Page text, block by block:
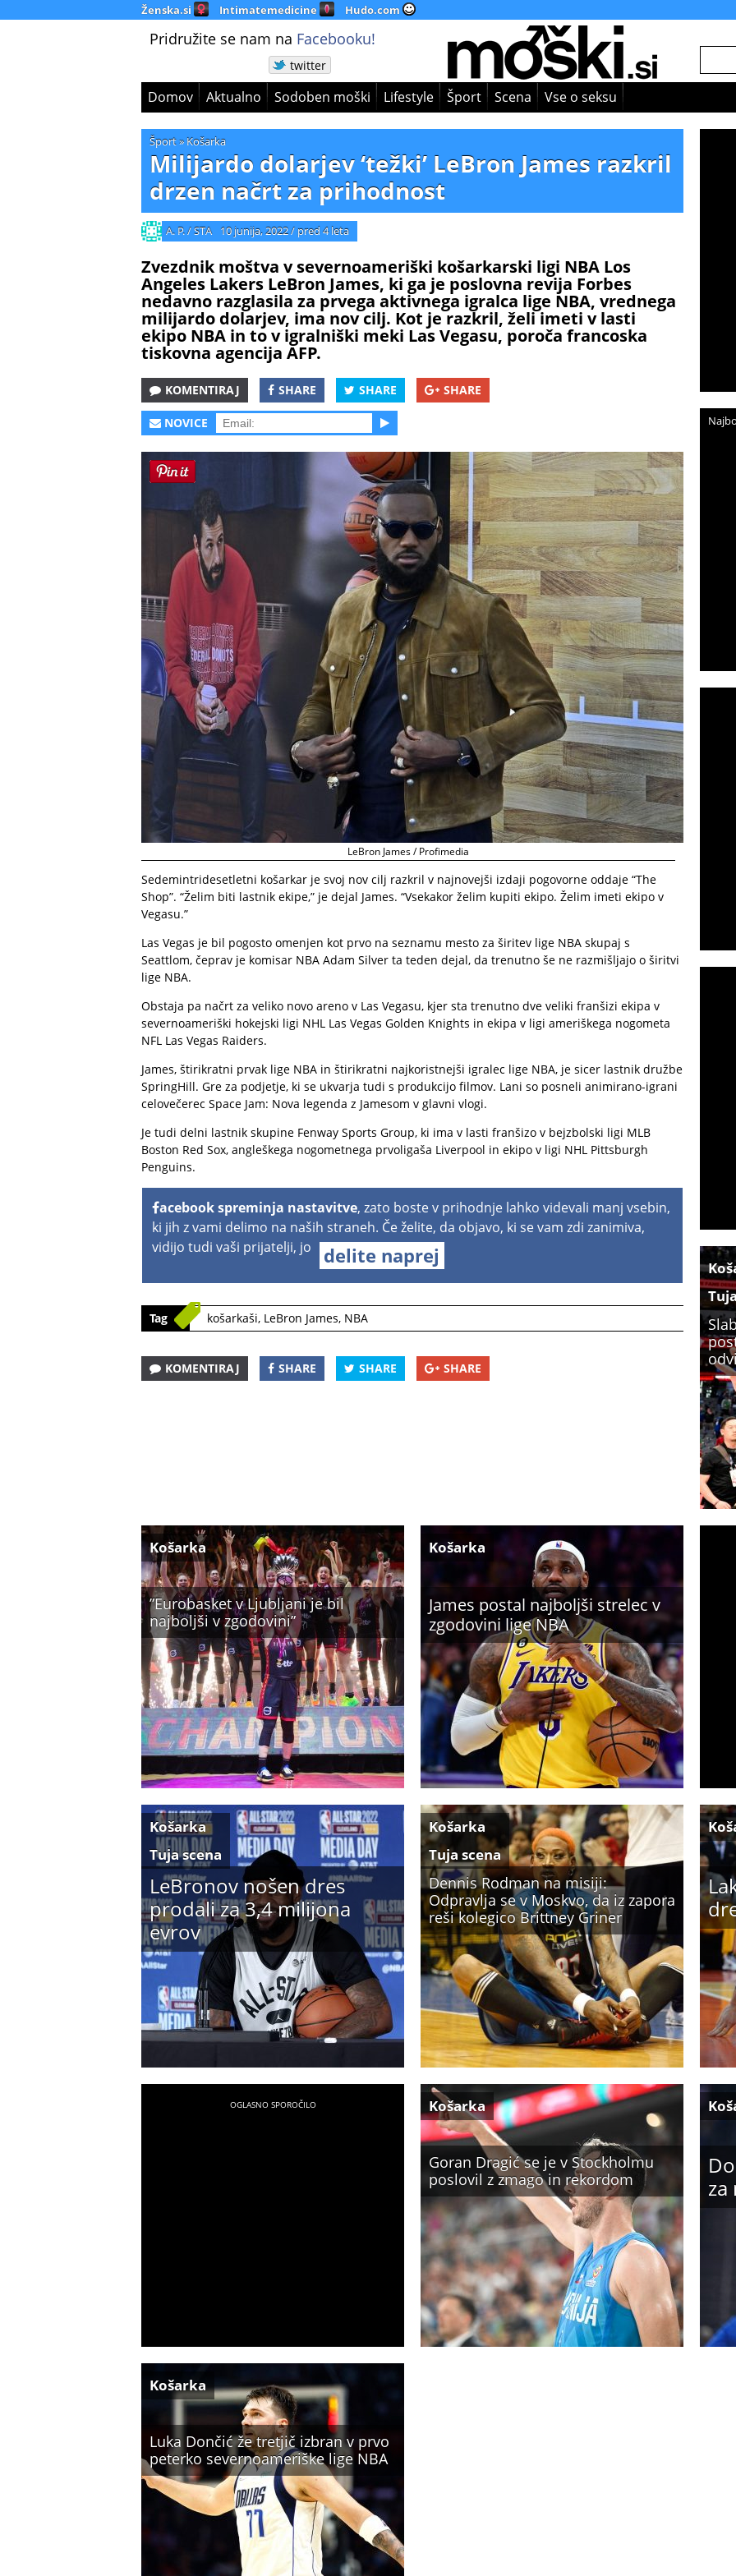
Ženska.si Intimatemedicine Hudo.com
Pridružite se nam na Facebooku!
twitter
Domov Aktualno Sodoben moški Lifestyle Šport Scena Vse o seksu
Šport» Košarka
Milijardo dolarjev ‘težki’ LeBron James razkril
drzen načrt za prihodnost
A. P. / STA 10 junija, 2022/ pred 4 leta
Zvezdnik moštva v severnoameriški košarkarski ligi NBA Los
Angeles Lakers LeBron James, ki ga je poslovna revija Forbes
nedavno razglasila za prvega aktivnega igralca lige NBA, vrednega
milijardo dolarjev, ima nov cilj. Kot je razkril, želi imeti v lasti
ekipo NBA in to v igralniški meki Las Vegasu, poroča francoska
tiskovna agencija AFP.
KOMENTIRAJ SHARE SHARE SHARE
NOVICE
LeBron James / Profimedia
Sedemintridesetletni košarkar je svoj nov cilj razkril v najnovejši izdaji pogovorne oddaje “The
Shop”. “Želim biti lastnik ekipe,” je dejal James. “Vsekakor želim kupiti ekipo. Želim imeti ekipo v
Vegasu.”
Las Vegas je bil pogosto omenjen kot prvo na seznamu mesto za širitev lige NBA skupaj s
Seattlom, čeprav je komisar NBA Adam Silver ta teden dejal, da trenutno še ne razmišljajo o širitvi
lige NBA.
Obstaja pa načrt za veliko novo areno v Las Vegasu, kjer sta trenutno dve veliki franšizi ekipa v
severnoameriški hokejski ligi NHL Las Vegas Golden Knights in ekipa v ligi ameriškega nogometa
NFL Las Vegas Raiders.
James, štirikratni prvak lige NBA in štirikratni najkoristnejši igralec lige NBA, je sicer lastnik družbe
SpringHill. Gre za podjetje, ki se ukvarja tudi s produkcijo filmov. Lani so posneli animirano-igrani
celovečerec Space Jam: Nova legenda z Jamesom v glavni vlogi.
Je tudi delni lastnik skupine Fenway Sports Group, ki ima v lasti franšizo v bejzbolski ligi MLB
Boston Red Sox, angleškega nogometnega prvoligaša Liverpool in ekipo v ligi NHL Pittsburgh
Penguins.
acebook spreminja nastavitve, zato boste v prihodnje lahko videvali manj vsebin,
ki jih z vami delimo na naših straneh. Če želite, da objavo, ki se vam zdi zanimiva,
vidijo tudi vaši prijatelji, jo
delite naprej
Tag košarkaši, LeBron James, NBA
KOMENTIRAJ SHARE SHARE SHARE
”Eurobasket v Ljubljani je bil
najboljši v zgodovini”
Košarka
James postal najboljši strelec v
zgodovini lige NBA
Košarka
LeBronov nošen dres
prodali za 3,4 milijona
evrov
Košarka
Tuja scena
Dennis Rodman na misiji:
Odpravlja se v Moskvo, da iz zapora
reši kolegico Brittney Griner
Košarka
Tuja scena
Goran Dragić se je v Stockholmu
poslovil z zmago in rekordom
Košarka
za
Luka Dončić že tretjič izbran v prvo
peterko severnoameriške lige NBA
Košarka